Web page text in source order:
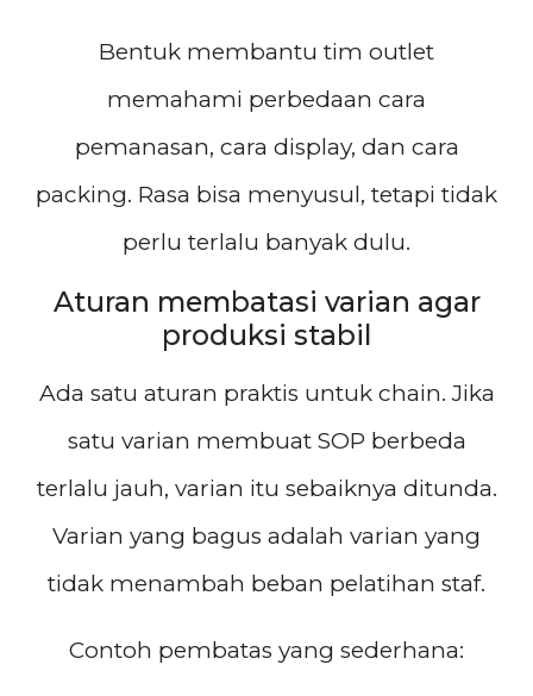
Bentuk membantu tim outlet
memahami perbedaan cara
pemanasan, cara display, dan cara
packing. Rasa bisa menyusul, tetapi tidak
perlu terlalu banyak dulu.
Aturan membatasi varian agar
produksi stabil
Ada satu aturan praktis untuk chain. Jika
satu varian membuat SOP berbeda
terlalu jauh, varian itu sebaiknya ditunda.
Varian yang bagus adalah varian yang
tidak menambah beban pelatihan staf.
Contoh pembatas yang sederhana: